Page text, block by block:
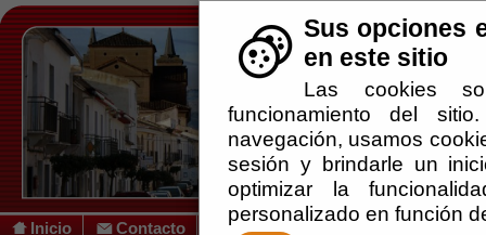
Sus opciones
en este sitio
Las cookies
funcionamiento del
navegación, usamos
sesión y brindarle un
optimizar la
personalizado en función
Inicio Contacto